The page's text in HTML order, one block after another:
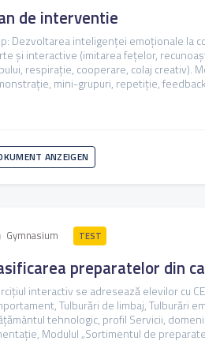
de interventie
Dezvoltarea inteligenței emoționale la
și interactive (imitarea fețelor,
respirație, cooperare, colaj creativ).
mini-grupuri, repetiție,
ANZEIGEN
Gymnasium TEST
preparatelor din
interactiv se adresează elevilor cu
Tulburări de limbaj, Tulburări
tehnologic, profil Servicii,
Modulul „Sortimentul de